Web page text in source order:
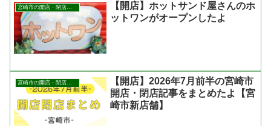
宮崎市の開店・閉店まとめ
【開店】ホットサンド屋さんのホ
ットワンがオープンしたよ
宮崎市の開店・閉店まとめ
【開店】2026年7月前半の宮崎市
開店・閉店記事をまとめたよ【宮
崎市新店舗】